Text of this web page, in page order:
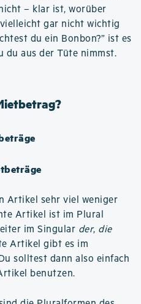
– klar ist, worüber
gar nicht wichtig
du ein Bonbon?” ist es
du aus der Tüte nimmst.
Artikel sehr viel weniger
Artikel ist im Plural
im Singular der, die
Artikel gibt es im
solltest dann also einfach
benutzen.